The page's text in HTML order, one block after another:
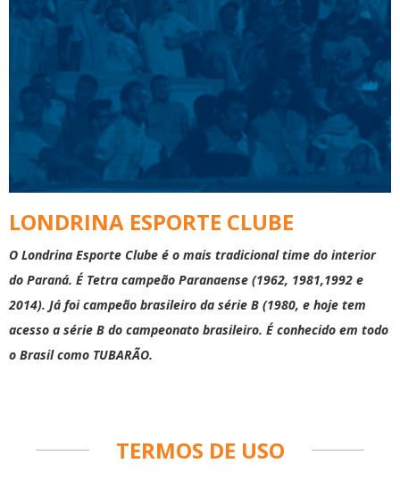
LONDRINA ESPORTE CLUBE
O Londrina Esporte Clube é o mais tradicional time do interior
do Paraná. É Tetra campeão Paranaense (1962, 1981,1992 e
2014). Já foi campeão brasileiro da série B (1980, e hoje tem
acesso a série B do campeonato brasileiro. É conhecido em todo
o Brasil como TUBARÃO.
TERMOS DE USO